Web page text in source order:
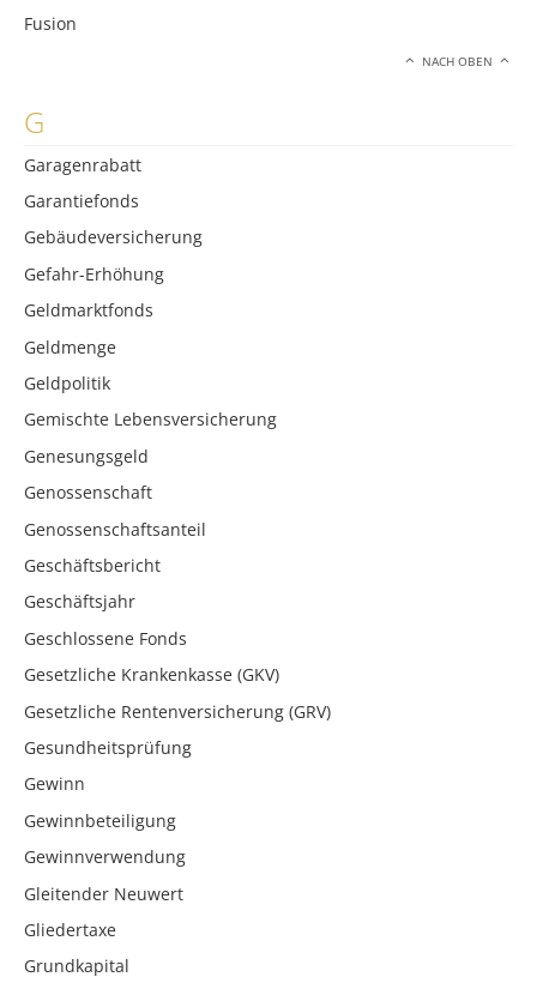
Fusion
NACH OBEN
G
Garagenrabatt
Garantiefonds
Gebäudeversicherung
Gefahr-Erhöhung
Geldmarktfonds
Geldmenge
Geldpolitik
Gemischte Lebensversicherung
Genesungsgeld
Genossenschaft
Genossenschaftsanteil
Geschäftsbericht
Geschäftsjahr
Geschlossene Fonds
Gesetzliche Krankenkasse (GKV)
Gesetzliche Rentenversicherung (GRV)
Gesundheitsprüfung
Gewinn
Gewinnbeteiligung
Gewinnverwendung
Gleitender Neuwert
Gliedertaxe
Grundkapital